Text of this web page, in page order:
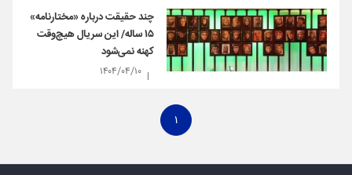
چند حقیقت درباره «مختارنامه»
۱۵ ساله/ این سریال هیچ‌وقت
کهنه نمی‌شود
۱۴۰۴/۰۴/۱۰
۱